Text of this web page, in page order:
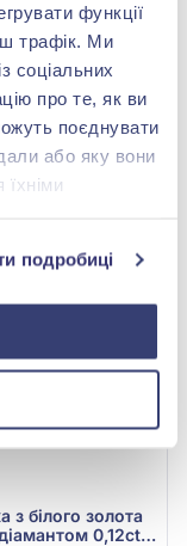
функції
трафік. Ми
соціальних
про те, як ви
поєднувати
або яку вони
подробиці
з білого золота
0,1ct та
1,78ct, арт.
9.155-498
грн
грн
9.155-498)
з білого золота
0,12ct